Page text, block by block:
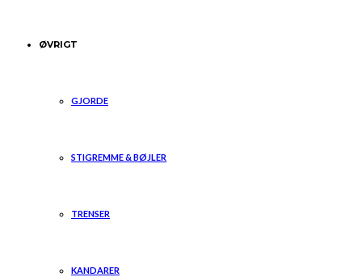
ØVRIGT
GJORDE
STIGREMME & BØJLER
TRENSER
KANDARER